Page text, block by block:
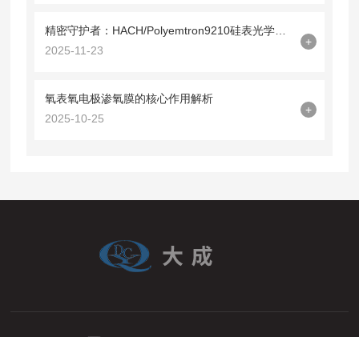
2025-11-23
+
氧表氧电极渗氧膜的核心作用解析
2025-10-25
+